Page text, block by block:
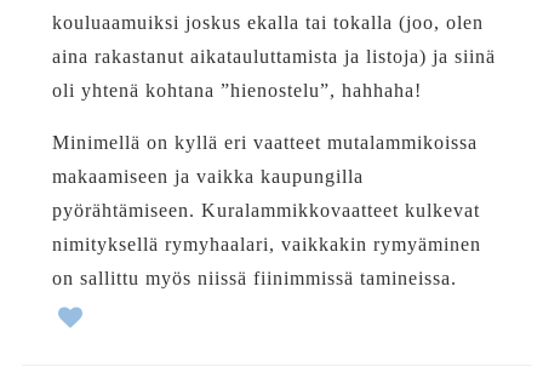
kouluaamuiksi joskus ekalla tai tokalla (joo, olen
aina rakastanut aikatauluttamista ja listoja) ja siinä
oli yhtenä kohtana ”hienostelu”, hahhaha!
Minimellä on kyllä eri vaatteet mutalammikoissa
makaamiseen ja vaikka kaupungilla
pyörähtämiseen. Kuralammikkovaatteet kulkevat
nimityksellä rymyhaalari, vaikkakin rymyäminen
on sallittu myös niissä fiinimmissä tamineissa.